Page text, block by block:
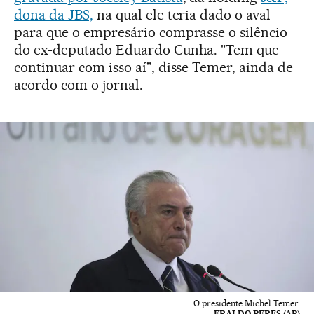
dona da JBS, na qual ele teria dado o aval
para que o empresário comprasse o silêncio
do ex-deputado Eduardo Cunha. "Tem que
continuar com isso aí", disse Temer, ainda de
acordo com o jornal.
O presidente Michel Temer.